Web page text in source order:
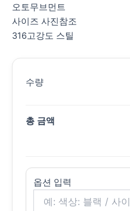
오토무브먼트
사이즈 사진참조
316고강도 스틸
수량
총 금액
옵션 입력